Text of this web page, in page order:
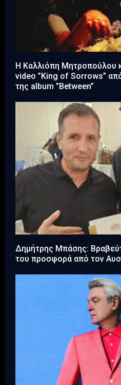
Η Καλλιόπη Μητροπούλου
video ”King of Sorrows”
της album ”Between”
Δημήτρης Μπάσης:
του προσφορά από τον